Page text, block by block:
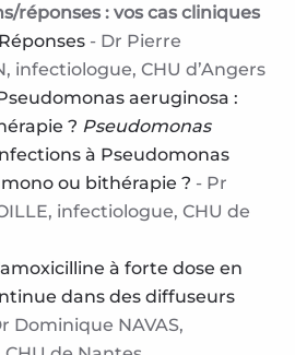
réponses : vos cas cliniques
- Dr Pierre
infectiologue, CHU d’Angers
aeruginosa :
? Pseudomonas
à Pseudomonas
ou bithérapie ? - Pr
infectiologue, CHU de
à forte dose en
dans des diffuseurs
Dominique NAVAS,